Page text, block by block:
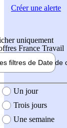
uniquement
France Travail
filtres de Date de
création de l'offre
Un jour
Trois jours
Une semaine
Créer une alerte